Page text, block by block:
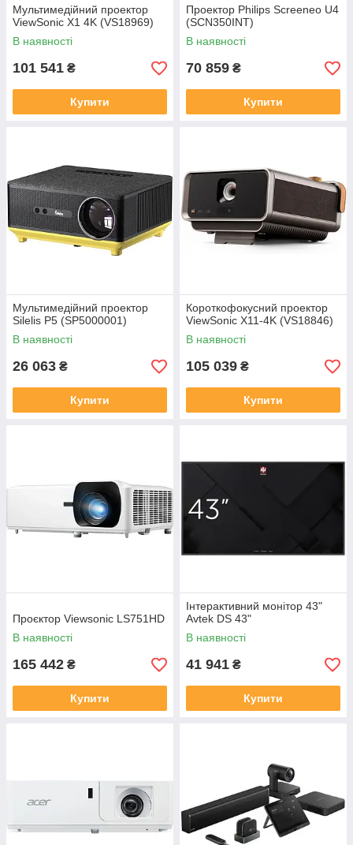
Мультимедійний проектор
ViewSonic X1 4K (VS18969)
В наявності
101 541 ₴
Купити
Проектор Philips Screeneo U4
(SCN350INT)
В наявності
70 859 ₴
Купити
Мультимедійний проектор
Silelis P5 (SP5000001)
В наявності
26 063 ₴
Купити
Короткофокусний проектор
ViewSonic X11-4K (VS18846)
В наявності
105 039 ₴
Купити
Проєктор Viewsonic LS751HD
В наявності
165 442 ₴
Купити
Інтерактивний монітор 43"
Avtek DS 43"
В наявності
41 941 ₴
Купити